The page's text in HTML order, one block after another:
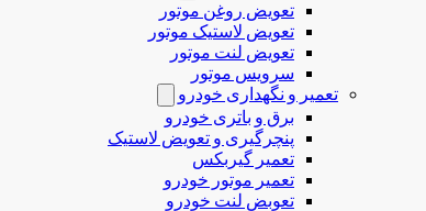
تعویض روغن موتور
تعویض لاستیک موتور
تعویض لنت موتور
سرویس موتور
تعمیر و نگهداری خودرو
برق و باتری خودرو
پنچرگیری و تعویض لاستیک
تعمیر گیربکس
تعمیر موتور خودرو
تعوبض لنت خودرو